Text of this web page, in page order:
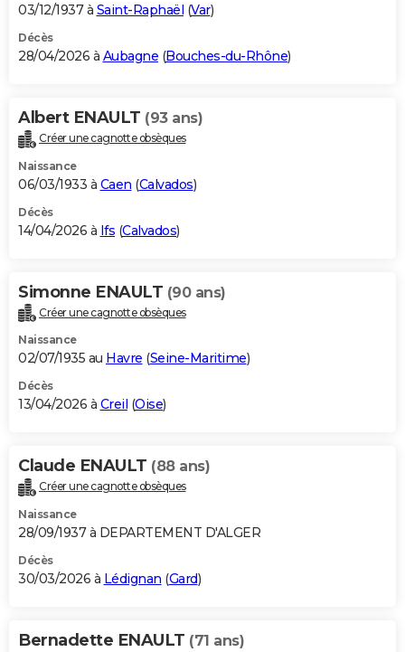
03/12/1937 à Saint-Raphaël (Var)
Décès
28/04/2026 à Aubagne (Bouches-du-Rhône)
Albert ENAULT (93 ans)
Créer une cagnotte obsèques
Naissance
06/03/1933 à Caen (Calvados)
Décès
14/04/2026 à Ifs (Calvados)
Simonne ENAULT (90 ans)
Créer une cagnotte obsèques
Naissance
02/07/1935 au Havre (Seine-Maritime)
Décès
13/04/2026 à Creil (Oise)
Claude ENAULT (88 ans)
Créer une cagnotte obsèques
Naissance
28/09/1937 à DEPARTEMENT D'ALGER
Décès
30/03/2026 à Lédignan (Gard)
Bernadette ENAULT (71 ans)